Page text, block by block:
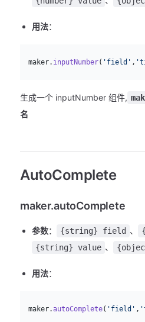
用法：
  maker.
inputNumber( 'field' ,
生成一个 inputNumber 组件,
名
AutoComplete
maker.autoComplete
参数： {string} field 、
{string} value 、
用法：
  maker.
autoComplete( 'field' ,